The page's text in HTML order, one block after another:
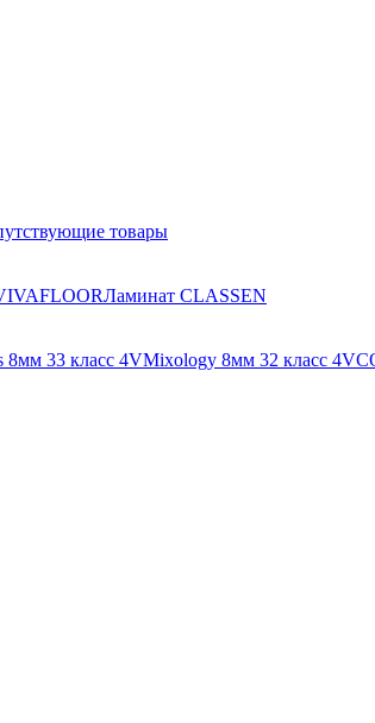
товары
Ламинат CLASSEN
8мм 33 класс 4VMixology 8мм 32 класс 4V